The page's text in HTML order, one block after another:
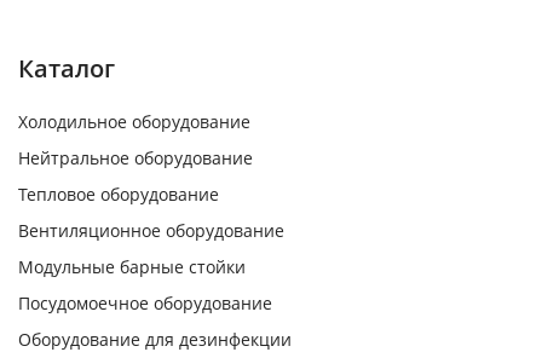
Каталог
Холодильное оборудование
Нейтральное оборудование
Тепловое оборудование
Вентиляционное оборудование
Модульные барные стойки
Посудомоечное оборудование
Оборудование для дезинфекции